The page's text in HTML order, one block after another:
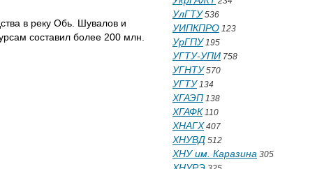
в реку Обь. Шувалов и
составил более 200 млн.
УлГТУ536
УИПКПРО 123
УрГПУ195
УГТУ-УПИ 758
УГНТУ570
УГТУ134
ХГАЭП 138
ХГАФК 110
ХНАГХ 407
ХНУВД 512
ХНУ им. Каразина 305